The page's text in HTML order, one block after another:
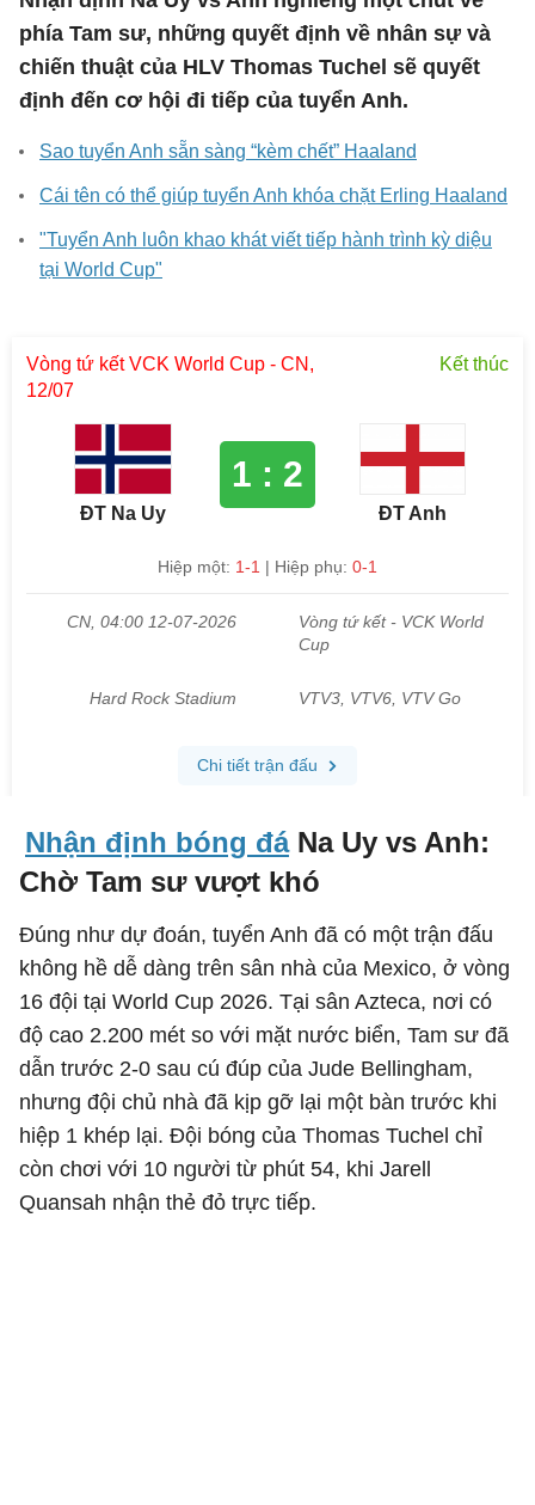
phía Tam sư, những quyết định về nhân sự và
chiến thuật của HLV Thomas Tuchel sẽ quyết
định đến cơ hội đi tiếp của tuyển Anh.
Sao tuyển Anh sẵn sàng “kèm chết” Haaland
Cái tên có thể giúp tuyển Anh khóa chặt Erling Haaland
"Tuyển Anh luôn khao khát viết tiếp hành trình kỳ diệu
tại World Cup"
Nhận định bóng đáNa Uy vs Anh:
Chờ Tam sư vượt khó
Đúng như dự đoán, tuyển Anh đã có một trận đấu
không hề dễ dàng trên sân nhà của Mexico, ở vòng
16 đội tại World Cup 2026. Tại sân Azteca, nơi có
độ cao 2.200 mét so với mặt nước biển, Tam sư đã
dẫn trước 2-0 sau cú đúp của Jude Bellingham,
nhưng đội chủ nhà đã kịp gỡ lại một bàn trước khi
hiệp 1 khép lại. Đội bóng của Thomas Tuchel chỉ
còn chơi với 10 người từ phút 54, khi Jarell
Quansah nhận thẻ đỏ trực tiếp.